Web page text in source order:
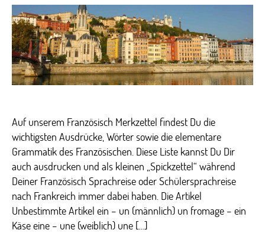
Auf unserem Französisch Merkzettel findest Du die
wichtigsten Ausdrücke, Wörter sowie die elementare
Grammatik des Französischen. Diese Liste kannst Du Dir
auch ausdrucken und als kleinen „Spickzettel“ während
Deiner Französisch Sprachreise oder Schülersprachreise
nach Frankreich immer dabei haben. Die Artikel
Unbestimmte Artikel ein – un (männlich) un fromage – ein
Käse eine – une (weiblich) une […]